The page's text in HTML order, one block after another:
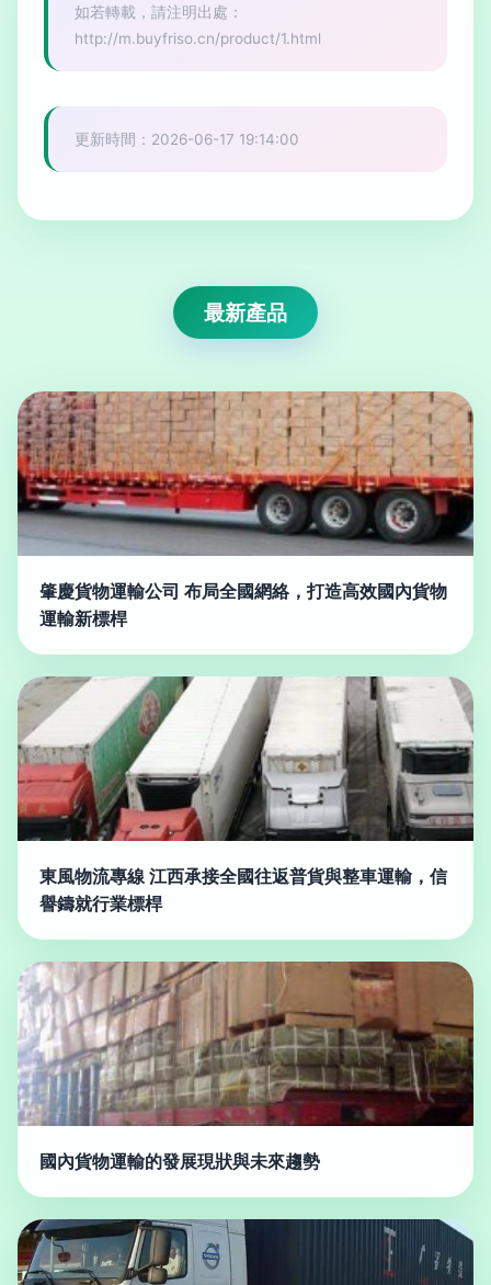
如若轉載，請注明出處：
http://m.buyfriso.cn/product/1.html
更新時間：2026-06-17 19:14:00
最新產品
肇慶貨物運輸公司 布局全國網絡，打造高效國內貨物
運輸新標桿
東風物流專線 江西承接全國往返普貨與整車運輸，信
譽鑄就行業標桿
國內貨物運輸的發展現狀與未來趨勢